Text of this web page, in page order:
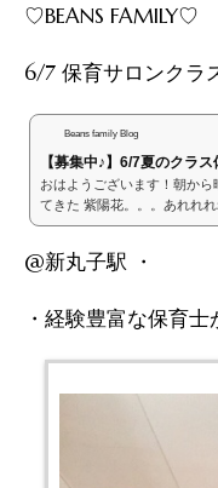
♡BEANS FAMILY♡
6/7 保育サロンクラ
Beans family Blog
【募集中♪】6/7夏のクラ
おはようございます！朝か
てきた 紫陽花。。。あれれれ
@新丸子駅 ・
・経験豊富な保育